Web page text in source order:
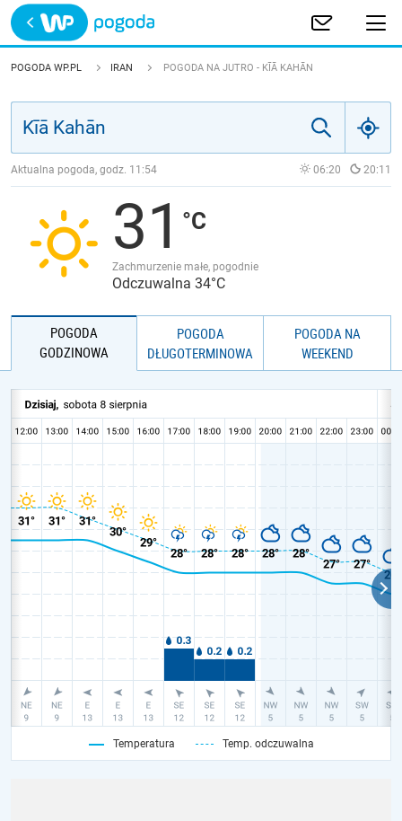
Trwa ładowanie
POLSKA
JAKOŚĆ POWIETRZA
POGODA WP.PL IRAN POGODA NA JUTRO - KĪĀ KAHĀN
Aktualna pogoda, godz. 11:54 06:20 20:11
31
Zachmurzenie małe, pogodnie
Odczuwalna 34°C
POGODA
GODZINOWA
POGODA
DŁUGOTERMINOWA
POGODA NA
WEEKEND
Temperatura Temp. odczuwalna